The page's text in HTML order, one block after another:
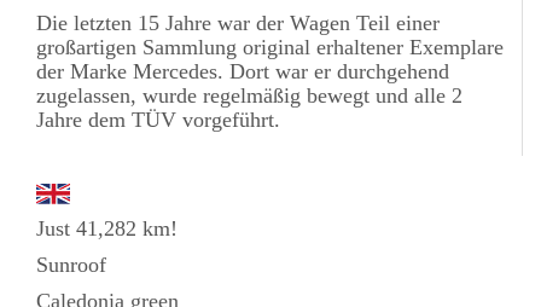
Die letzten 15 Jahre war der Wagen Teil einer
großartigen Sammlung original erhaltener Exemplare
der Marke Mercedes. Dort war er durchgehend
zugelassen, wurde regelmäßig bewegt und alle 2
Jahre dem TÜV vorgeführt.
Just 41,282 km!
Sunroof
Caledonia green